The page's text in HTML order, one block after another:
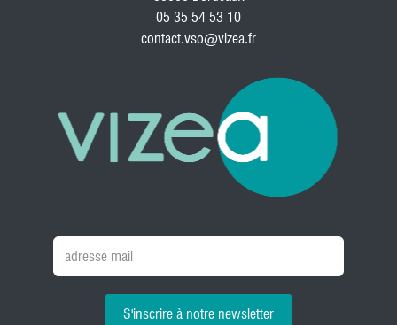
05 35 54 53 10
contact.vso@vizea.fr
S'inscrire à notre newsletter